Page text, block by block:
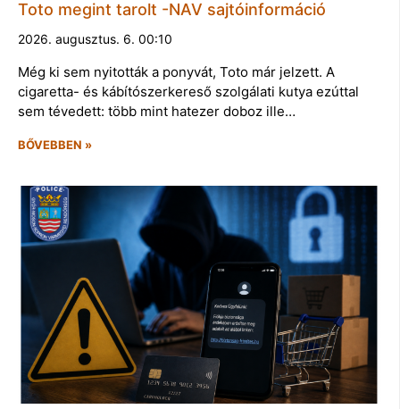
Toto megint tarolt -NAV sajtóinformáció
2026. augusztus. 6. 00:10
Még ki sem nyitották a ponyvát, Toto már jelzett. A
cigaretta- és kábítószerkereső szolgálati kutya ezúttal
sem tévedett: több mint hatezer doboz ille…
BŐVEBBEN »